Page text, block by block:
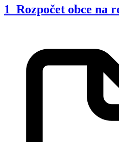
1_Rozpočet obce na